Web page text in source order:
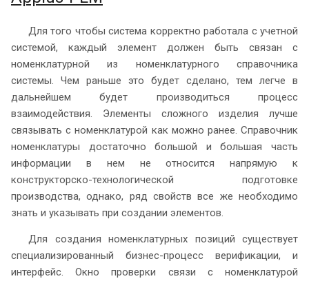
Для того чтобы система корректно работала с учетной
системой, каждый элемент должен быть связан с
номенклатурной из номенклатурного справочника
системы. Чем раньше это будет сделано, тем легче в
дальнейшем будет производиться процесс
взаимодействия. Элементы сложного изделия лучше
связывать с номенклатурой как можно ранее. Справочник
номенклатуры достаточно большой и большая часть
информации в нем не относится напрямую к
конструкторско-технологической подготовке
производства, однако, ряд свойств все же необходимо
знать и указывать при создании элементов.
Для создания номенклатурных позиций существует
специализированный бизнес-процесс верификации, и
интерфейс. Окно проверки связи с номенклатурой